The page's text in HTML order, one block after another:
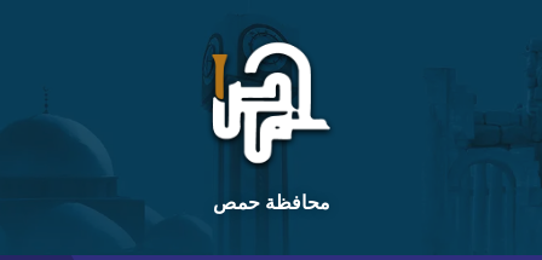
content
main
navigation
footer
محافظة حمص